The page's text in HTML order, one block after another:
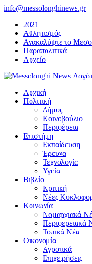
Μετάβαση
περιεχόμενο
info@messolonghinews.gr
2021
Αθλητισμός
Ανακαλύψτε το
Παραπολιτικά
Αρχείο
Αρχική
Πολιτική
Δήμος
Κοινοβούλιο
Περιφέρεια
Επιστήμη
Εκπαίδευση
Έρευνα
Τεχνολογία
Υγεία
Βιβλίο
Κριτική
Νέες
Κοινωνία
Νομαρχιακά
Περιφερειακά
Τοπικά Νέα
Οικονομία
Αγροτικά
Επιχειρήσεις